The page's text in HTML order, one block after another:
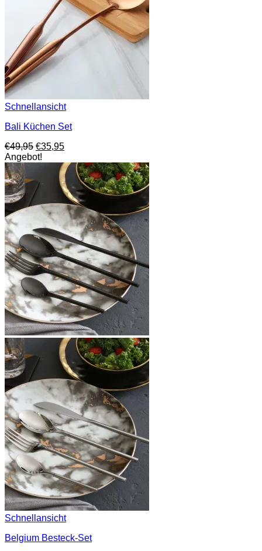
Schnellansicht
Bali Küchen Set
€49,95 Ursprünglicher
Preis
€49,95
€35,95Aktueller
ist:
€35,95.
Angebot!
Schnellansicht
Belgium Besteck-Set